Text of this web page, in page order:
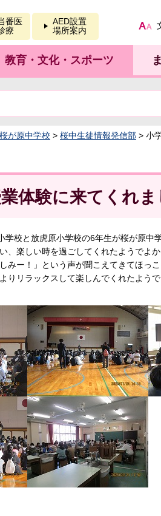
番医
療
AED設置
場所案内
教育・文化・スポーツ
桜が原中学校 > 桜中生徒情報発信部 > 小
体験に来てくれま
学校と放虎原小学校の6年生が桜が原中
、楽しい時を過ごしてくれたようでよ
みー！」という声が聞こえてきてほっ
りリラックスして楽しんでくれたよう